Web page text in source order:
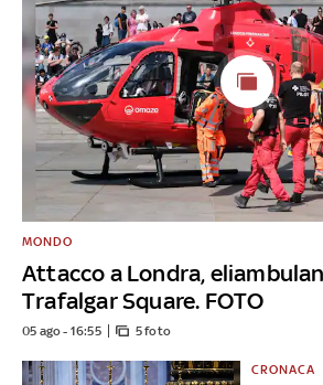
Attacco a Londra,
Trafalgar Square. FOTO
MONDO
05 ago - 16:55 5 foto
CRONACA